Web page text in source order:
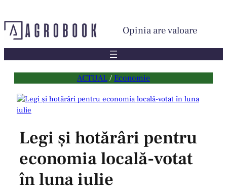
la
conținut
Opinia are valoare
ACTUAL / Economie
Legi și hotărâri pentru
economia locală-votat
în luna iulie